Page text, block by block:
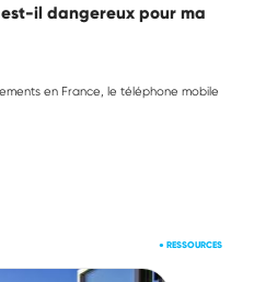
il dangereux pour ma
en France, le téléphone mobile
● RESSOURCES